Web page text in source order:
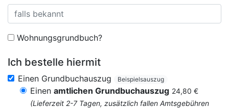
Wohnungsgrundbuch?
Ich bestelle hiermit
Einen Grundbuchauszug Beispielsauszug
Einen amtlichen Grundbuchauszug 24,80 €
(Lieferzeit 2-7 Tagen, zusätzlich fallen Amtsgebühren